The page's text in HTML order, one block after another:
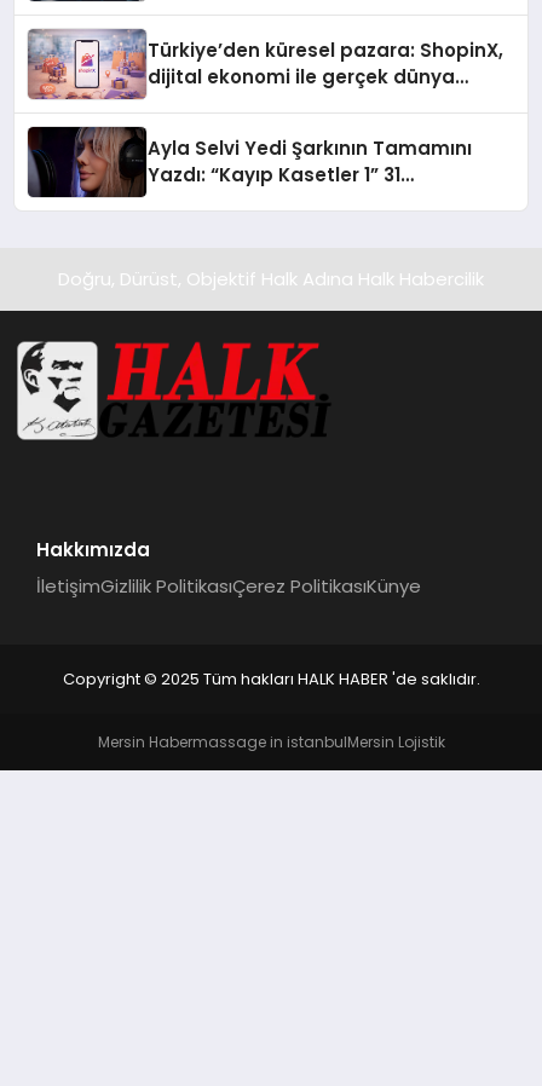
Türkiye’den küresel pazara: ShopinX,
dijital ekonomi ile gerçek dünya
Ayla Selvi Yedi Şarkının Tamamını
Yazdı: “Kayıp Kasetler 1” 31
Doğru, Dürüst, Objektif Halk Adına Halk Habercilik
Hakkımızda
İletişimGizlilik PolitikasıÇerez PolitikasıKünye
Copyright © 2025 Tüm hakları HALK HABER 'de saklıdır.
Mersin Habermassage in istanbulMersin Lojistik